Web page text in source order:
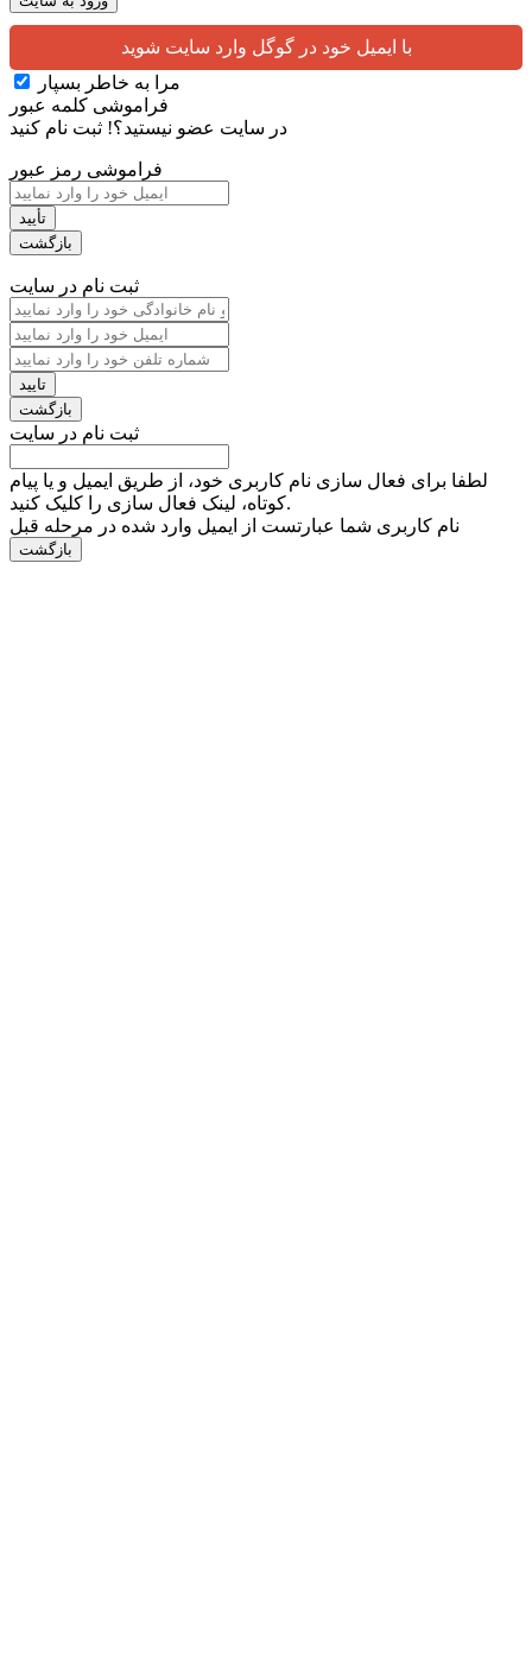
با ایمیل خود در گوگل وارد سایت شوید
مرا به خاطر بسپار
فراموشی کلمه عبور
در سایت عضو نیستید؟! ثبت نام کنید
فراموشی رمز عبور
ثبت نام در سایت
ثبت نام در سایت
لطفا برای فعال سازی نام کاربری خود، از طریق ایمیل و یا پیام
کوتاه، لینک فعال سازی را کلیک کنید.
نام کاربری شما عبارتست از ایمیل وارد شده در مرحله قبل